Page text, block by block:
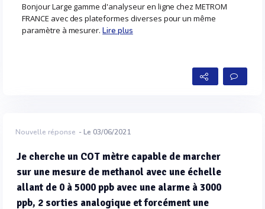
Bonjour Large gamme d'analyseur en ligne chez METROM
FRANCE avec des plateformes diverses pour un même
paramètre à mesurer.Lire plus
Nouvelle réponse - Le 03/06/2021
Je cherche un COT mètre capable de marcher
sur une mesure de methanol avec une échelle
allant de 0 à 5000 ppb avec une alarme à 3000
ppb, 2 sorties analogique et forcément une